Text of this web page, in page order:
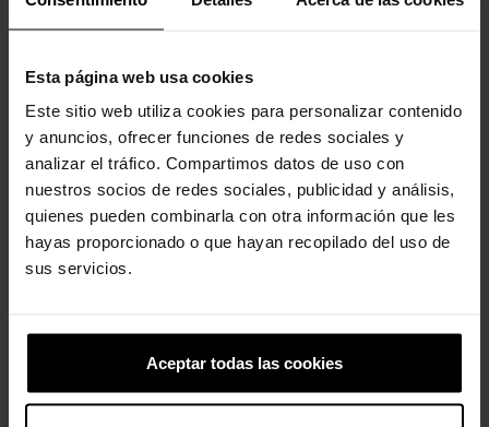
Esta página web usa cookies
Este sitio web utiliza cookies para personalizar contenido
y anuncios, ofrecer funciones de redes sociales y
analizar el tráfico. Compartimos datos de uso con
nuestros socios de redes sociales, publicidad y análisis,
quienes pueden combinarla con otra información que les
hayas proporcionado o que hayan recopilado del uso de
sus servicios.
Aceptar todas las cookies
Urso Dourado
5,99 € 4,79 €